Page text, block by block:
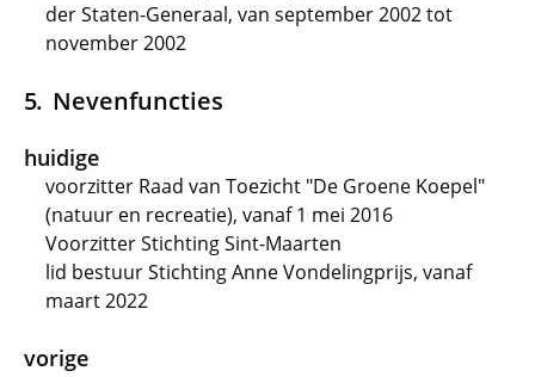
der Staten-Generaal, van september 2002 tot
november 2002
Nevenfuncties
huidige
voorzitter Raad van Toezicht "De Groene Koepel"
(natuur en recreatie), vanaf 1 mei 2016
Voorzitter Stichting Sint-Maarten
lid bestuur Stichting Anne Vondelingprijs, vanaf
maart 2022
vorige